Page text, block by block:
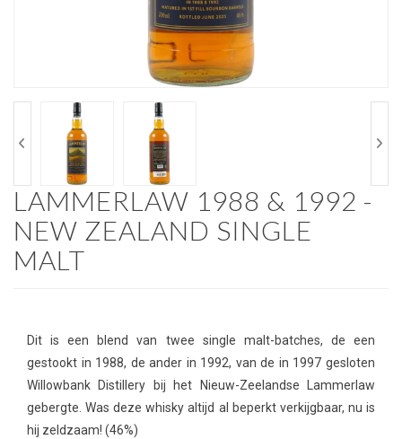
LAMMERLAW 1988 & 1992 -
NEW ZEALAND SINGLE
MALT
Dit is een blend van twee single malt-batches, de een
gestookt in 1988, de ander in 1992, van de in 1997 gesloten
Willowbank Distillery bij het Nieuw-Zeelandse Lammerlaw
gebergte. Was deze whisky altijd al beperkt verkijgbaar, nu is
hij zeldzaam! (46%)